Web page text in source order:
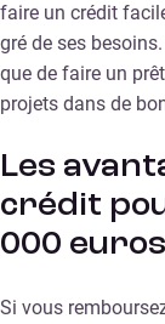
faire un crédit
gré de ses
que de faire un
projets dans de
Les
crédit
000 euros
Si vous